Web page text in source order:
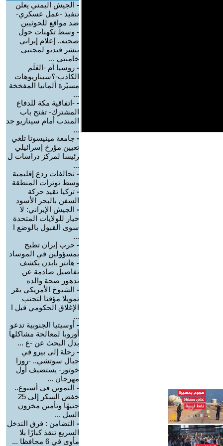
- الجيش اليمني يعلن
تنفيذ -عمل عسكري-
ضد مواقع للحوثيين
- وسط تكهنات حول
صحته.. إعلام إيراني
ينشر فيديو لمجتبى
خامنئي ...
- روسيا أم -العَلَم
الكاذب-؟سيناريوهات
مسيّرة ألمانيا المفخخة
...
- -اتفاقية مكة للدفاع
المشترك- تفتح باب
المندب أمام سيناريو جد
...
- جامعة مينيسوتا تلغي
تعيين مؤرخ إسرائيلي
رئيسا لمركز دراسات ل
...
- تحالفات ردع إقليمية
وسط توترات المنطقة
- تركيا تقيد حركة
السفن بالبحر الأسود
- الجيش الإيراني: لا
خيار للولايات المتحدة
سوى القبول بالوضع ا
...
- حرب إيران تطيح
بمسؤولين في الموساد
- هانتر بايدن يكشف
تفاصيل صادمة عن
تدهور صحة والده
- الشيوخ الأمريكي يقر
تمويلا مؤقتا لتجنب
الإغلاق الحكومي قبل ا
...
- أوسيتيا الجنوبية تدعو
أوروبا لمعالجة مشاكلها
بدل البحث عن -ع ...
- رحلة إلى بيرو في
جبال سوتشي.. -روزا
خوتور- يستضيف أول
مهرجان ...
- التموين في أسبوع..
خفض السكر إلى 25
جنيهًا وتأمين مخزون
السل ...
- التضامن : فرق التدخل
السريع تنقذ كبارًا بلا
مأوى في 6 محافظا ...